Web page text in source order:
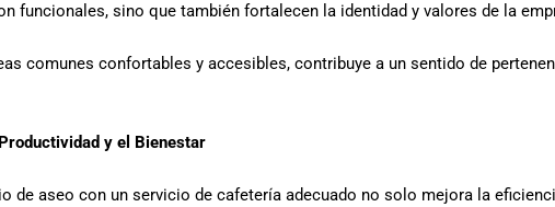
funcionales, sino que también fortalecen la identidad y valores de la
comunes confortables y accesibles, contribuye a un sentido de
y el Bienestar
de aseo con un servicio de cafetería adecuado no solo mejora la